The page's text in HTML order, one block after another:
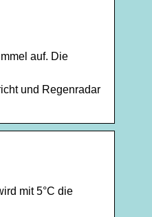
auf. Die
und Regenradar
mit 5°C die